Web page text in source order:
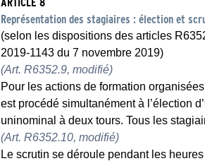
Représentation des stagiaires : élection et
(selon les dispositions des articles
2019-1143 du 7 novembre 2019)
(Art. R6352.9, modifié)
Pour les actions de formation
est procédé simultanément à l’élection
uninominal à deux tours. Tous les
(Art. R6352.10, modifié)
Le scrutin se déroule pendant les